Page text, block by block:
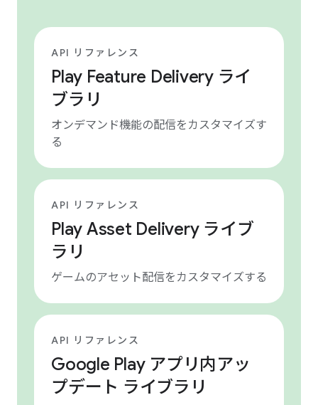
API リファレンス
Play Feature Delivery ライ
ブラリ
オンデマンド機能の配信をカスタマイズす
る
API リファレンス
Play Asset Delivery ライブ
ラリ
ゲームのアセット配信をカスタマイズする
API リファレンス
Google Play アプリ内アッ
プデート ライブラリ